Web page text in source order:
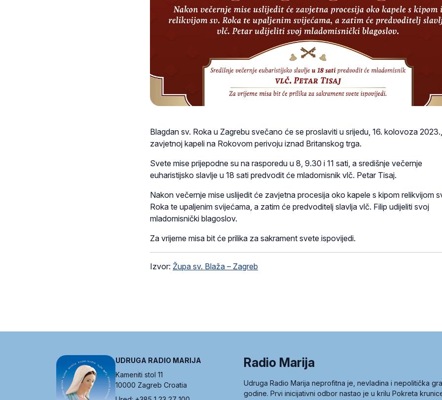
Blagdan sv. Roka u Zagrebu svečano će se proslaviti u srijedu, 16. kolovoza
zavjetnoj kapeli na Rokovom perivoju iznad Britanskog trga.
Svete mise prijepodne su na rasporedu u 8, 9.30 i 11 sati, a središnje večernje
euharistijsko slavlje u 18 sati predvodit će mladomisnik vlč. Petar Tisaj.
Nakon večernje mise uslijedit će zavjetna procesija oko kapele s kipom relikvijom
Roka te upaljenim svijećama, a zatim će predvoditelj slavlja vlč. Filip udijeliti svoj
mladomisnički blagoslov.
Za vrijeme misa bit će prilika za sakrament svete ispovijedi.
Izvor: Župa sv. Blaža – Zagreb
UDRUGA RADIO MARIJA
Kameniti stol 11
10000 Zagreb Croatia
Radio Marija
Udruga Radio Marija neprofitna je, nevladina i nepolitička
godine. Prvi inicijativni odbor nastao je u krilu Pokreta